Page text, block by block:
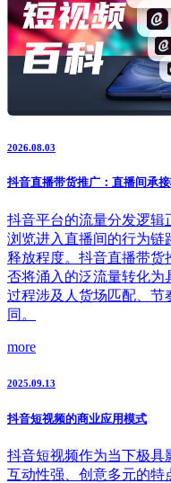
2026.08.03
抖音直播带货推广：直播间承接
抖音平台的流量分发逻辑
浏览进入直播间的行为链
释放程度。抖音直播带货
否将涌入的泛流量转化为
过程涉及人货场匹配、节
同。
more
2025.09.13
抖音短视频的商业应用模式
抖音短视频作为当下极具
互动性强、创意多元的特